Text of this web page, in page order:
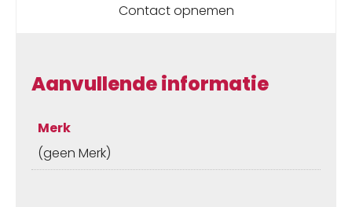
Contact opnemen
Aanvullende informatie
Merk
(geen Merk)